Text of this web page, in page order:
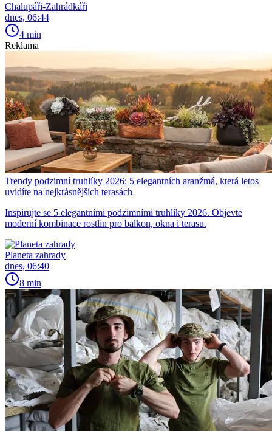
Chalupáři-Zahrádkáři
dnes, 06:44
4 min
Reklama
Trendy podzimní truhlíky 2026: 5 elegantních aranžmá, která letos
uvidíte na nejkrásnějších terasách
Inspirujte se 5 elegantními podzimními truhlíky 2026. Objevte
moderní kombinace rostlin pro balkon, okna i terasu.
Planeta zahrady
dnes, 06:40
8 min